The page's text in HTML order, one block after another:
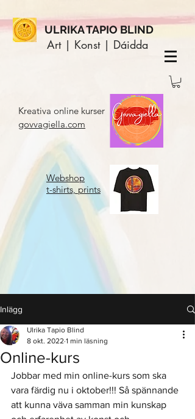
ULRIKA TAPIO BLIND
Art | Konst | Dáidda
Kreativa online kurser
govvagiella.com
Webshop
t-shirts, prints
Inlägg
Online-kurs
Ulrika Tapio Blind
8 okt. 2022 1 min läsning
Jobbar med min online-kurs som ska
vara färdig nu i oktober!!! Så spännande
att kunna väva samman min kunskap